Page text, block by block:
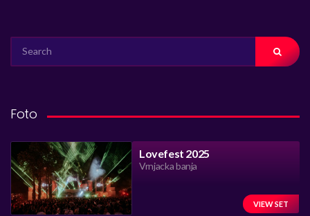
FOR:
Foto
Lovefest 2025
Vrnjacka banja
VIEW SET